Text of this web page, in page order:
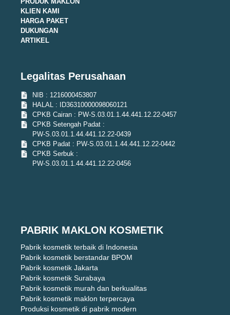
KLIEN KAMI
HARGA PAKET
DUKUNGAN
ARTIKEL
Legalitas Perusahaan
NIB : 1216000453807
HALAL : ID36310000098060121
CPKB Cairan : PW-S.03.01.1.44.441.12.22-0457
CPKB Setengah Padat :
PW-S.03.01.1.44.441.12.22-0439
CPKB Padat : PW-S.03.01.1.44.441.12.22-0442
CPKB Serbuk :
PW-S.03.01.1.44.441.12.22-0456
PABRIK MAKLON KOSMETIK
Pabrik kosmetik terbaik di Indonesia
Pabrik kosmetik berstandar BPOM
Pabrik kosmetik Jakarta
Pabrik kosmetik Surabaya
Pabrik kosmetik murah dan berkualitas
Pabrik kosmetik maklon terpercaya
Produksi kosmetik di pabrik modern